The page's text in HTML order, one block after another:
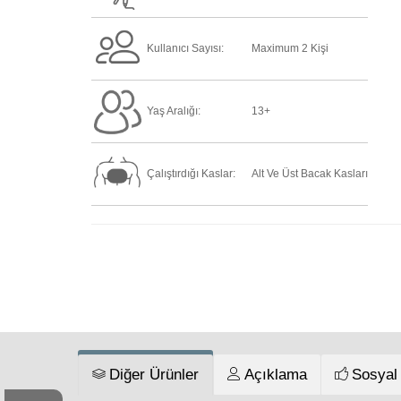
Kullanıcı Sayısı: Maximum 2 Kişi
Yaş Aralığı: 13+
Çalıştırdığı Kaslar: Alt Ve Üst Bacak Kasları
Diğer Ürünler Açıklama